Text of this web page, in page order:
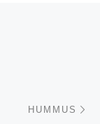
HUMMUS